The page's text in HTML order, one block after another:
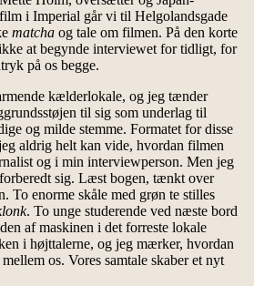
i Imperial går vi til Helgolandsgade
matchaog tale om filmen. På den korte
at begynde interviewet for tidligt, for
på os begge.
kælderlokale, og jeg tænder
til sig som underlag til
og milde stemme. Formatet for disse
aldrig helt kan vide, hvordan filmen
og i min interviewperson. Men jeg
sig. Læst bogen, tænkt over
To enorme skåle med grøn te stilles
. To unge studerende ved næste bord
af maskinen i det forreste lokale
i højttalerne, og jeg mærker, hvordan
os. Vores samtale skaber et nyt